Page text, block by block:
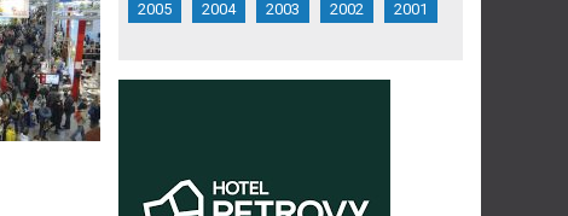
2005
2004 2003 2002 2001